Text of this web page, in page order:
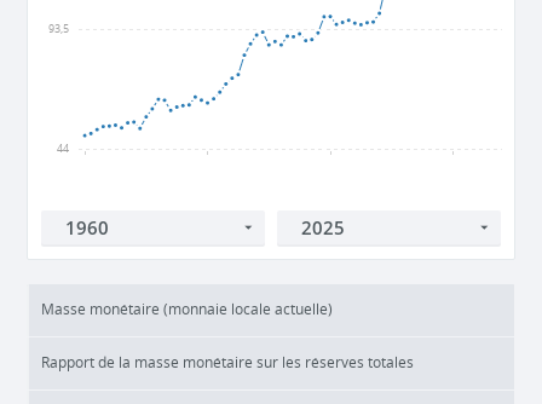
44
93,5
Masse monétaire (monnaie locale actuelle)
Rapport de la masse monétaire sur les réserves totales